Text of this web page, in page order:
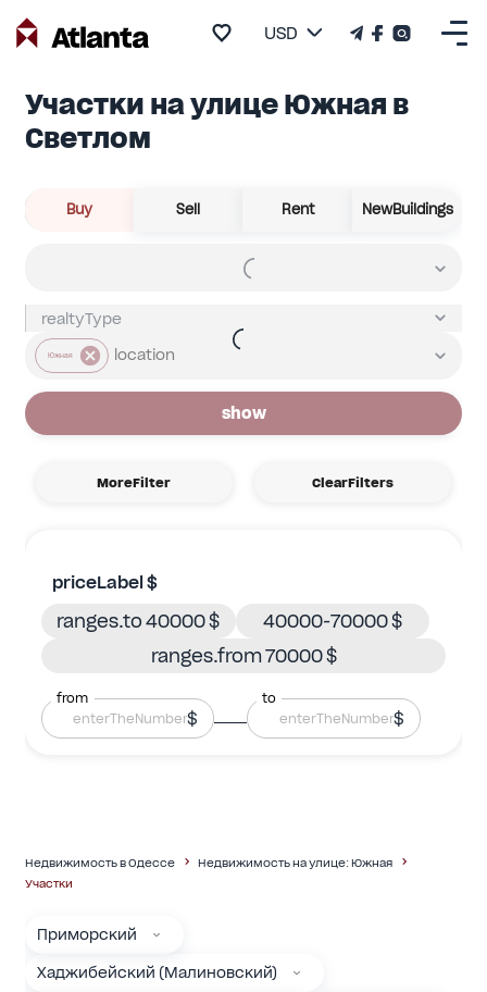
USD
Участки на улице Южная в
Светлом
Buy Sell Rent NewBuildings
Южная
show
MoreFilter ClearFilters
priceLabel $
ranges.to 40000 $
40000-70000 $
ranges.from 70000 $
from
$
to
$
Недвижимость в Одессе
Недвижимость на улице: Южная
Участки
Приморский
Хаджибейский (Малиновский)